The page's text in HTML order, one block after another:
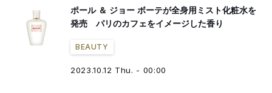
ポール ＆ ジョー ボーテが全身用ミスト化粧水を
発売 パリのカフェをイメージした香り
BEAUTY
2023.10.12 Thu. - 00:00